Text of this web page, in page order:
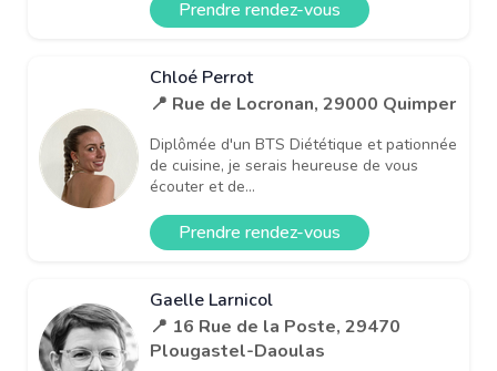
Prendre rendez-vous
Chloé Perrot
📍 Rue de Locronan, 29000 Quimper
Diplômée d'un BTS Diététique et pationnée
de cuisine, je serais heureuse de vous
écouter et de...
Prendre rendez-vous
Gaelle Larnicol
📍 16 Rue de la Poste, 29470
Plougastel-Daoulas